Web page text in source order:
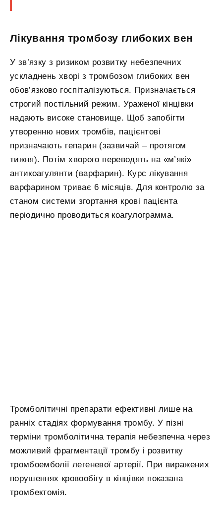
Лікування тромбозу глибоких вен
У зв’язку з ризиком розвитку небезпечних
ускладнень хворі з тромбозом глибоких вен
обов’язково госпіталізуються. Призначається
строгий постільний режим. Ураженої кінцівки
надають високе становище. Щоб запобігти
утворенню нових тромбів, пацієнтові
призначають гепарин (зазвичай – протягом
тижня). Потім хворого переводять на «м’які»
антикоагулянти (варфарин). Курс лікування
варфарином триває 6 місяців. Для контролю за
станом системи згортання крові пацієнта
періодично проводиться коагулограмма.
Тромболітичні препарати ефективні лише на
ранніх стадіях формування тромбу. У пізні
терміни тромболітична терапія небезпечна через
можливий фрагментації тромбу і розвитку
тромбоемболії легеневої артерії. При виражених
порушеннях кровообігу в кінцівки показана
тромбектомія.